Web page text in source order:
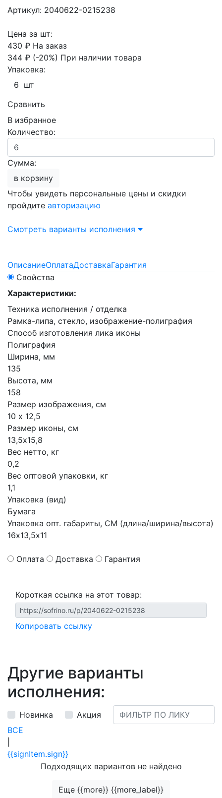
Артикул: 2040622-0215238
Цена за шт:
430 ₽ На заказ
344 ₽ (-20%) При наличии товара
Упаковка:
6 шт
Сравнить
В избранное
Количество:
Сумма:
в корзину
Чтобы увидеть персональные цены и скидки
пройдите авторизацию
Смотреть варианты исполнения
ОписаниеОплатаДоставкаГарантия
Свойства
Характеристики:
Техника исполнения / отделка
Рамка-липа, стекло, изображение-полиграфия
Способ изготовления лика иконы
Полиграфия
Ширина, мм
135
Высота, мм
158
Размер изображения, см
10 х 12,5
Размер иконы, см
13,5х15,8
Вес нетто, кг
0,2
Вес оптовой упаковки, кг
1,1
Упаковка (вид)
Бумага
Упаковка опт. габариты, СМ (длина/ширина/высота)
16х13,5х11
Оплата Доставка Гарантия
Короткая ссылка на этот товар:
Копировать ссылку
Другие варианты
исполнения:
Новинка
Акция
ВСЕ
{{signItem.sign}}
Подходящих вариантов не найдено
Еще {{more}} {{more_label}}